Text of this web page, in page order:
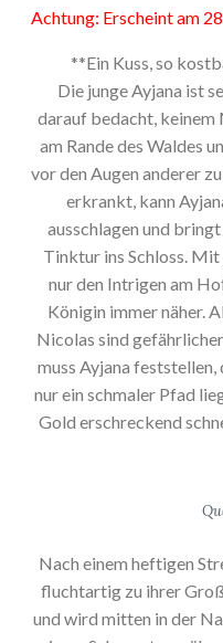
Achtung: Erscheint am
**Ein Kuss, so
Die junge Ayjana ist
darauf bedacht, keinem
am Rande des Waldes
vor den Augen anderer
erkrankt, kann
ausschlagen und
Tinktur ins Schloss.
nur den Intrigen am
Königin immer näher.
Nicolas sind
muss Ayjana feststellen,
nur ein schmaler Pfad
Gold erschreckend
Nach einem heftigen
fluchtartig zu ihrer
und wird mitten in der